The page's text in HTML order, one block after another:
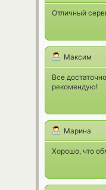
Отличный
Максим
Все
рекомендую!
Марина
Хорошо, что